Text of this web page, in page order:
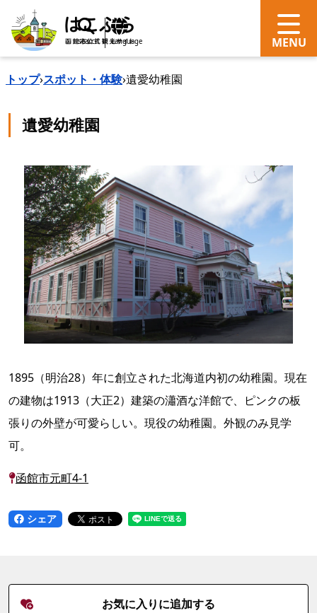
search Language
トップ›スポット・体験›遺愛幼稚園
遺愛幼稚園
1895（明治28）年に創立された北海道内初の幼稚園。現在
の建物は1913（大正2）建築の瀟酒な洋館で、ピンクの板
張りの外壁が可愛らしい。現役の幼稚園。外観のみ見学
可。
函館市元町4-1
シェア
お気に入りに追加する